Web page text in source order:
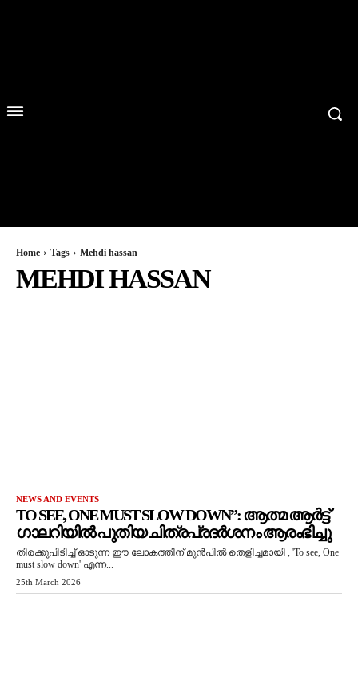
Home Tags Mehdi hassan
MEHDI HASSAN
NEWS AND EVENTS
TO SEE, ONE MUST SLOW DOWN”: ആത്മ ആർട്ട്
ഗാലറിയിൽ പുതിയ ചിത്രപ്രദർശനം ആരംഭിച്ചു
തിരക്കുപിടിച്ച് ഓടുന്ന ഈ ലോകത്തിന് മുൻപിൽ തെളിച്ചമായി , 'To see, One
must slow down' എന്ന...
25th March 2026